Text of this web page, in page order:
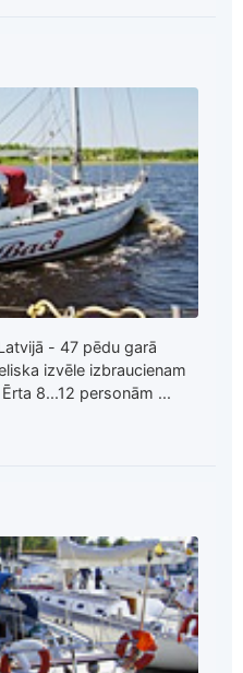
- 47 pēdu garā
izvēle izbraucienam
8...12 personām ...